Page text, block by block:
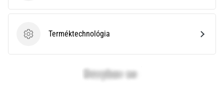
Terméktechnológia
Terméktechnológia